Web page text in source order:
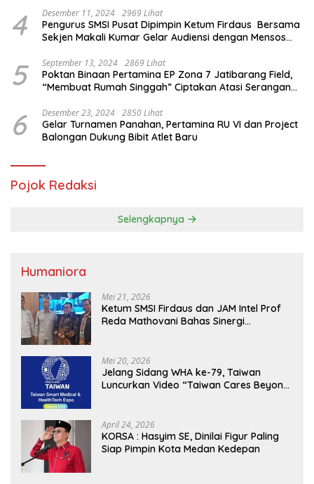
4 Desember 11, 2024 2969 Lihat
Pengurus SMSI Pusat Dipimpin Ketum Firdaus Bersama
Sekjen Makali Kumar Gelar Audiensi dengan Mensos
5 September 13, 2024 2869 Lihat
Poktan Binaan Pertamina EP Zona 7 Jatibarang Field,
“Membuat Rumah Singgah” Ciptakan Atasi Serangan
6 Desember 23, 2024 2850 Lihat
Gelar Turnamen Panahan, Pertamina RU VI dan Project
Balongan Dukung Bibit Atlet Baru
Pojok Redaksi
Selengkapnya
Humaniora
Mei 21, 2026
Ketum SMSI Firdaus dan JAM Intel Prof
Reda Mathovani Bahas Sinergi
MBG, Perkuat Pengawasan Program
Pemerintah
Mei 20, 2026
Jelang Sidang WHA ke-79, Taiwan
Luncurkan Video “Taiwan Cares Beyond
April 24, 2026
KORSA : Hasyim SE, Dinilai Figur Paling
Siap Pimpin Kota Medan Kedepan